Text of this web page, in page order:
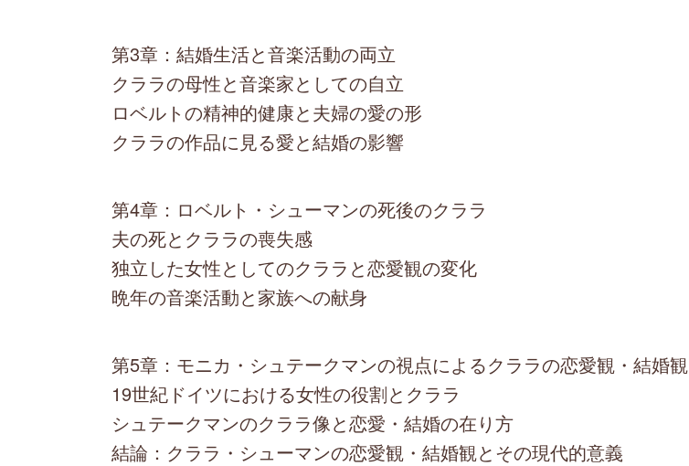
第3章：結婚生活と音楽活動の両立
クララの母性と音楽家としての自立
ロベルトの精神的健康と夫婦の愛の形
クララの作品に見る愛と結婚の影響
第4章：ロベルト・シューマンの死後のクララ
夫の死とクララの喪失感
独立した女性としてのクララと恋愛観の変化
晩年の音楽活動と家族への献身
第5章：モニカ・シュテークマンの視点によるクララの恋愛観・結婚観
19世紀ドイツにおける女性の役割とクララ
シュテークマンのクララ像と恋愛・結婚の在り方
結論：クララ・シューマンの恋愛観・結婚観とその現代的意義